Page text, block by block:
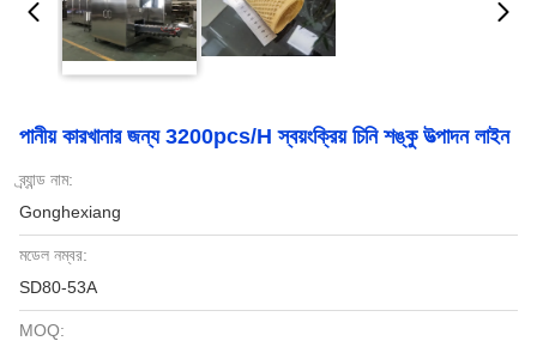
পানীয় কারখানার জন্য 3200pcs/H স্বয়ংক্রিয় চিনি শঙ্কু উত্পাদন লাইন
ব্র্যান্ড নাম:
Gonghexiang
মডেল নম্বর:
SD80-53A
MOQ: